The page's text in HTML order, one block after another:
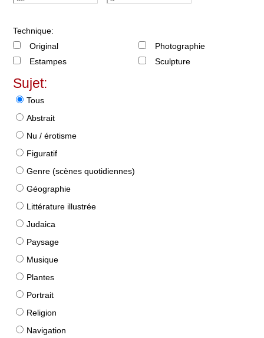
Technique:
Original
Estampes
Photographie
Sculpture
Sujet:
Tous
Abstrait
Nu / érotisme
Figuratif
Genre (scènes quotidiennes)
Géographie
Littérature illustrée
Judaica
Paysage
Musique
Plantes
Portrait
Religion
Navigation